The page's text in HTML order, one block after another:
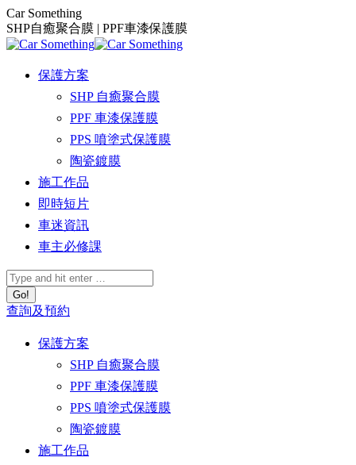
Skip
to
content
Car Something
SHP自癒聚合膜 | PPF車漆保護膜
保護方案
SHP 自癒聚合膜
PPF 車漆保護膜
PPS 噴塗式保護膜
陶瓷鍍膜
施工作品
即時短片
車迷資訊
車主必修課
Search:
查詢及預約
保護方案
SHP 自癒聚合膜
PPF 車漆保護膜
PPS 噴塗式保護膜
陶瓷鍍膜
施工作品